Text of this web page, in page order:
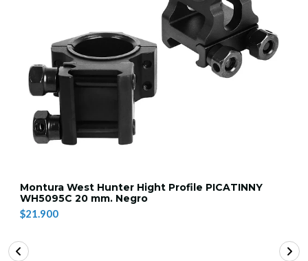
Montura West Hunter Hight Profile PICATINNY
WH5095C 20 mm. Negro
$21.900